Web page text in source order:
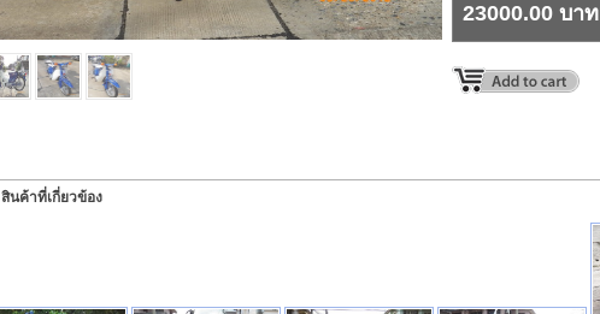
23000.00 บาท
สินค้าที่เกี่ยวข้อง